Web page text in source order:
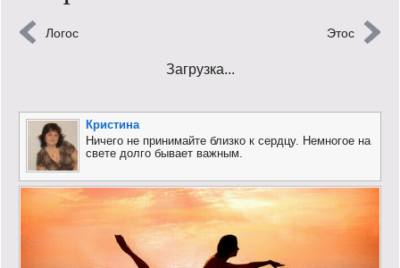
Кинообзор
Логика
Поговорим?!
Риторика
Слово гостям
Логос Этос
Загрузка...
Кристина
Ничего не принимайте близко к сердцу. Немногое на
свете долго бывает важным.